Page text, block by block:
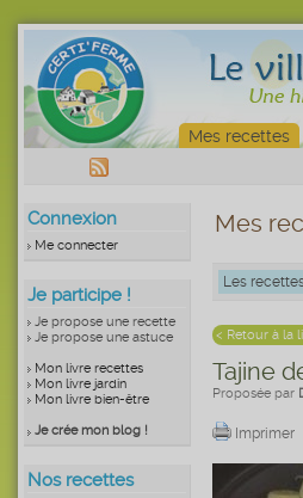
Mes recettes
Connexion
Me connecter
Je participe !
Je propose une recette
Je propose une astuce
Mon livre recettes
Mon livre jardin
Mon livre bien-être
Je crée mon blog !
Nos recettes
Mes
Les
< Retour à la
Tajine
Proposée par
Imprimer